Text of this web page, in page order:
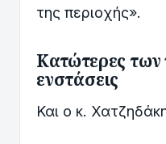
της περιοχής».
Κατώτερες των
ενστάσεις
Και ο κ.